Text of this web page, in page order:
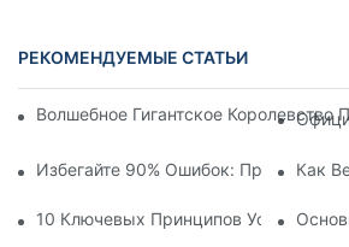
РЕКОМЕНДУЕМЫЕ СТАТЬИ
Волшебное Гигантское
Избегайте 90% Ошибок: При Как
10 Ключевых Принципов Успешного